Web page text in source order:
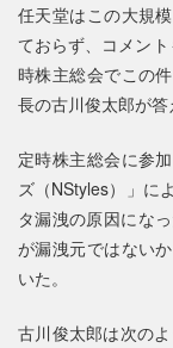
任天堂はこの大規
ておらず、コメン
時株主総会でこの
長の古川俊太郎が答
定時株主総会に参
ズ（NStyles）」に
タ漏洩の原因にな
が漏洩元ではない
いた。
古川俊太郎は次の